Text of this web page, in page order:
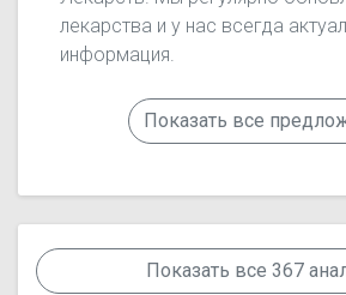
лекарства и у нас всегда
информация.
Показать все
Показать все 367